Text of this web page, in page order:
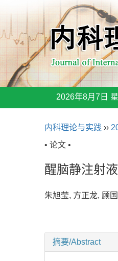
2026年8月7日
内科理论与实践 ››
• 论文 •
醒脑静注射
朱旭莹, 方正龙, 顾
摘要/Abstract